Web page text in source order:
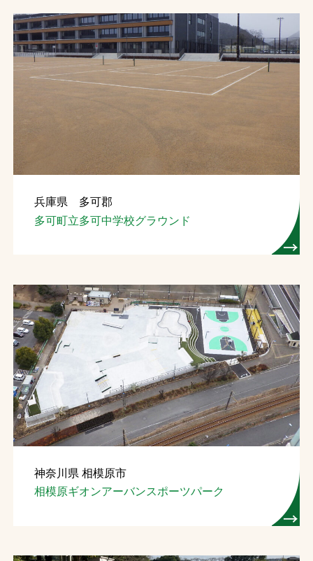
兵庫県 多可郡
多可町立多可中学校グラウンド
神奈川県 相模原市
相模原ギオンアーバンスポーツパーク